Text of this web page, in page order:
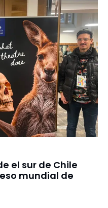
el sur de Chile
mundial de